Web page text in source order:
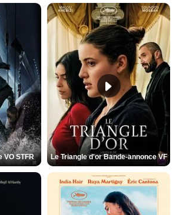
VO STFR Le Triangle d'or Bande-annonce VF